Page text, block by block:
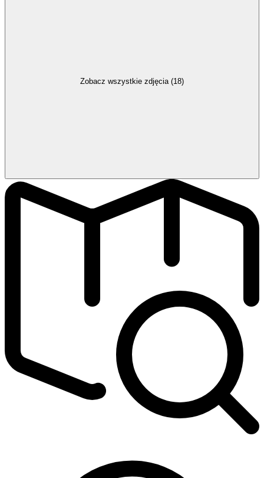
Zobacz wszystkie zdjęcia (18)